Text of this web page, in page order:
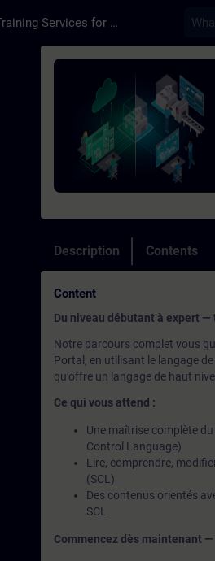
Training Services for Digital Industries
Course -
Description Contents
Content
Du niveau débutant à expert
Notre parcours complet vous
Portal, en utilisant le langage
qu’offre un langage de haut
Ce qui vous attend :
Une maîtrise complète
Control Language)
Lire, comprendre,
(SCL)
Des contenus orientés
SCL
Commencez dès maintenant